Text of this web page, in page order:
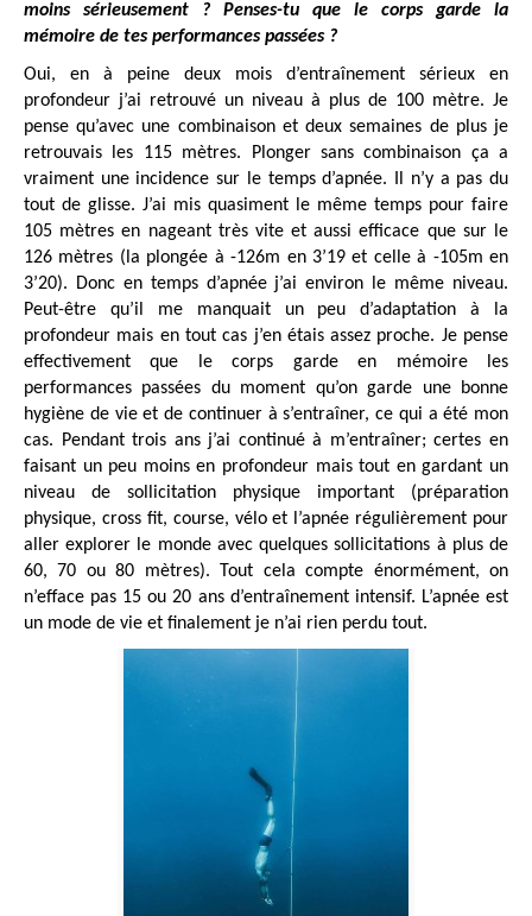
moins sérieusement ? Penses-tu que le corps garde la
mémoire de tes performances passées ?
Oui, en à peine deux mois d’entraînement sérieux en
profondeur j’ai retrouvé un niveau à plus de 100 mètre. Je
pense qu’avec une combinaison et deux semaines de plus je
retrouvais les 115 mètres. Plonger sans combinaison ça a
vraiment une incidence sur le temps d’apnée. Il n’y a pas du
tout de glisse. J’ai mis quasiment le même temps pour faire
105 mètres en nageant très vite et aussi efficace que sur le
126 mètres (la plongée à -126m en 3’19 et celle à -105m en
3’20). Donc en temps d’apnée j’ai environ le même niveau.
Peut-être qu’il me manquait un peu d’adaptation à la
profondeur mais en tout cas j’en étais assez proche. Je pense
effectivement que le corps garde en mémoire les
performances passées du moment qu’on garde une bonne
hygiène de vie et de continuer à s’entraîner, ce qui a été mon
cas. Pendant trois ans j’ai continué à m’entraîner; certes en
faisant un peu moins en profondeur mais tout en gardant un
niveau de sollicitation physique important (préparation
physique, cross fit, course, vélo et l’apnée régulièrement pour
aller explorer le monde avec quelques sollicitations à plus de
60, 70 ou 80 mètres). Tout cela compte énormément, on
n’efface pas 15 ou 20 ans d’entraînement intensif. L’apnée est
un mode de vie et finalement je n’ai rien perdu tout.